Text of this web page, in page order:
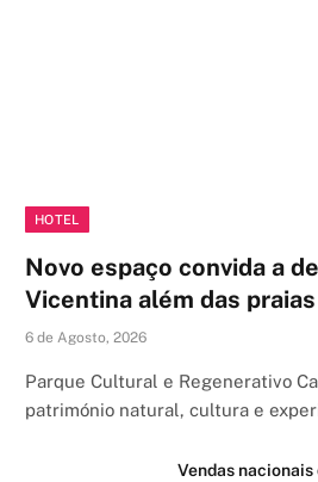
HOTEL
Novo espaço convida a
Vicentina além das praias
6 de Agosto, 2026
Parque Cultural e Regenerativo
património natural, cultura e
Vendas